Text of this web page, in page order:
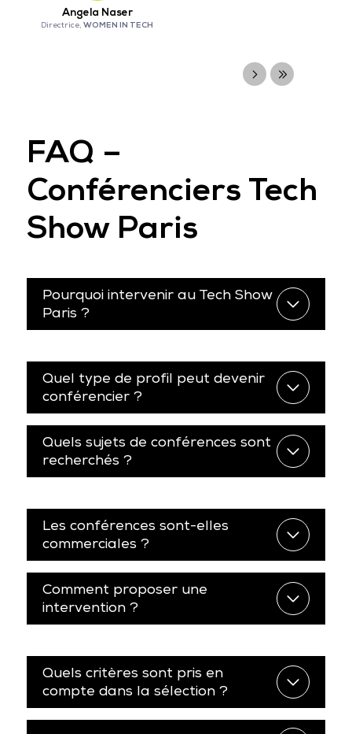
Angela Naser
Directrice,WOMEN IN TECH
FAQ –
Conférenciers Tech
Show Paris
Pourquoi intervenir au Tech Show
Paris ?
Quel type de profil peut devenir
conférencier ?
Quels sujets de conférences sont
recherchés ?
Les conférences sont-elles
commerciales ?
Comment proposer une
intervention ?
Quels critères sont pris en
compte dans la sélection ?